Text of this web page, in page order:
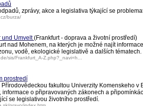
zprávy, akce a legislativa týkající se
burza/
und Umvelt(Frankfurt - doprava a životní prostředí)
nad Mohenem, na kterých je možné najít
vodě, ekologické legislativě a dalších tématech.
sis/Frankfurt_A-Z.php?_navi=h...
prostredí
fakultou Univerzity Komenskeho v
informace o připravovaných zákonech a
se legislativou životního prostředí.